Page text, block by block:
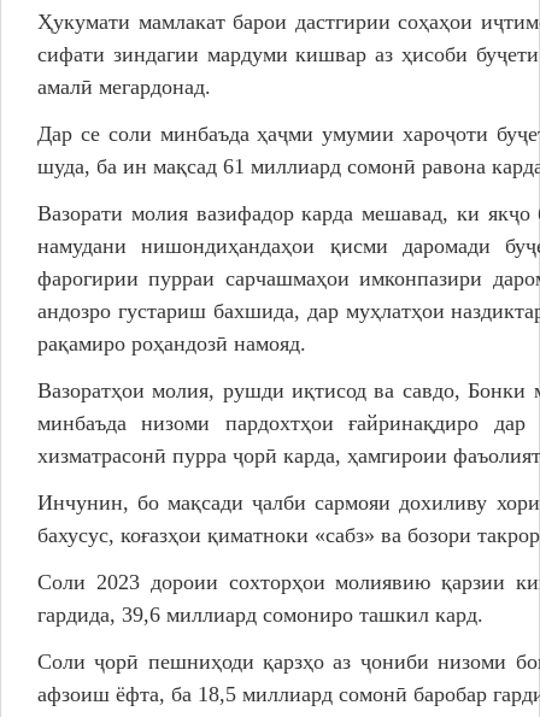
Ҳукумати мамлакат барои дастгирии соҳаҳои
сифати зиндагии мардуми кишвар аз ҳисоби
амалӣ мегардонад.
Дар се соли минбаъда ҳаҷми умумии хароҷоти
шуда, ба ин мақсад 61 миллиард сомонӣ равона
Вазорати молия вазифадор карда мешавад, ки
намудани нишондиҳандаҳои қисми даромади
фарогирии пурраи сарчашмаҳои имконпазири
андозро густариш бахшида, дар муҳлатҳои
рақамиро роҳандозӣ намояд.
Вазоратҳои молия, рушди иқтисод ва савдо, Бонки
минбаъда низоми пардохтҳои ғайринақдиро
хизматрасонӣ пурра ҷорӣ карда, ҳамгироии
Инчунин, бо мақсади ҷалби сармояи дохиливу
бахусус, коғазҳои қиматноки «сабз» ва бозори
Соли 2023 дороии сохторҳои молиявию қарзии
гардида, 39,6 миллиард сомониро ташкил кард.
Соли ҷорӣ пешниҳоди қарзҳо аз ҷониби низоми
афзоиш ёфта, ба 18,5 миллиард сомонӣ баробар